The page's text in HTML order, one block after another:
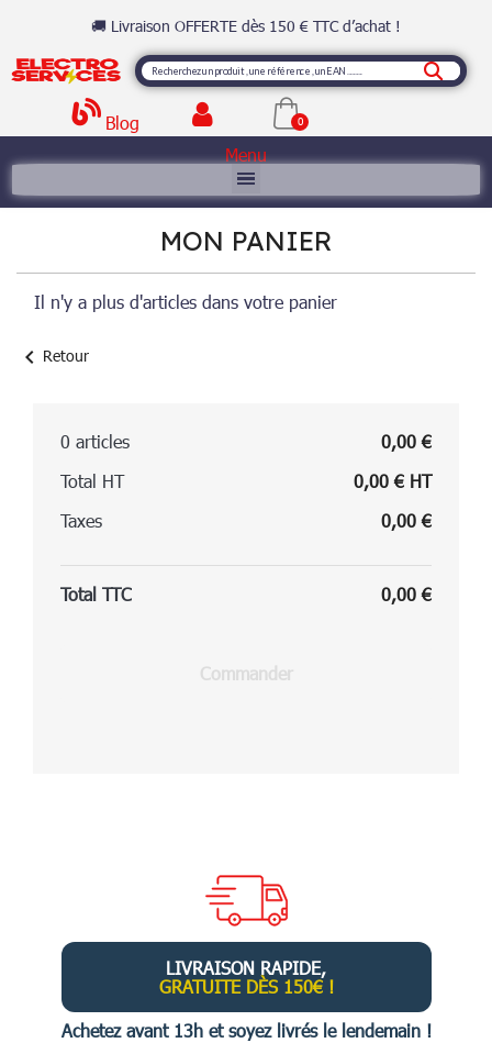
🚚 Livraison OFFERTE dès 150 € TTC d’achat !
Blog
Menu
MON PANIER
Il n'y a plus d'articles dans votre panier
chevron_left Retour
0 articles
0,00 €
Total HT
0,00 € HT
Taxes
0,00 €
Total TTC 0,00 €
Commander
LIVRAISON RAPIDE,
GRATUITE DÈS 150€ !
Achetez avant 13h et soyez livrés le lendemain !